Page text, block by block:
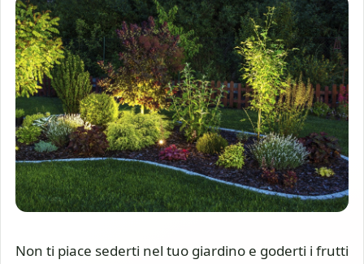
Non ti piace sederti nel tuo giardino e goderti i frutti